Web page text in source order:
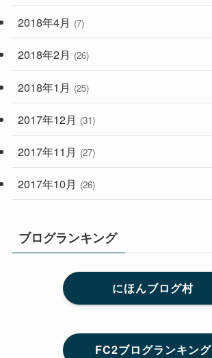
2018年4月 (7)
2018年2月 (26)
2018年1月 (25)
2017年12月 (31)
2017年11月 (27)
2017年10月 (26)
ブログランキング
にほんブログ村
FC2ブログランキング